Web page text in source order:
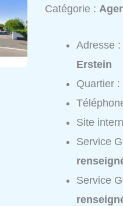
Catégorie :
Adresse
Erstein
Quartier :
Site
Service
Service